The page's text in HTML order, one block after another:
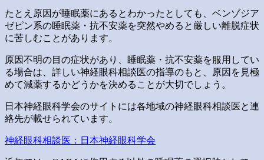
たとえ原因が睡眠薬にあるとわかったとしても、ベンゾジア
ゼピン系の睡眠薬・抗不安薬を突然やめると厳しい離脱症状
に苦しむことがあります。
原因不明の目の症状があり、睡眠薬・抗不安薬を服用してい
る場合は、詳しい神経眼科相談医の指導のもと、原因を見極
めて減薬するかどうかを決めることが大切でしょう。
日本神経眼科学会のサイトには各地域の神経眼科相談医と連
絡先が載せられています。
神経眼科相談医：日本神経眼科学会